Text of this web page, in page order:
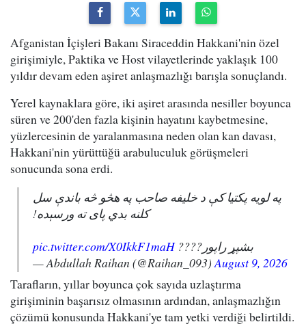
Afganistan İçişleri Bakanı Siraceddin Hakkani'nin özel
girişimiyle, Paktika ve Host vilayetlerinde yaklaşık 100
yıldır devam eden aşiret anlaşmazlığı barışla sonuçlandı.
Yerel kaynaklara göre, iki aşiret arasında nesiller boyunca
süren ve 200'den fazla kişinin hayatını kaybetmesine,
yüzlercesinin de yaralanmasına neden olan kan davası,
Hakkani'nin yürüttüğü arabuluculuk görüşmeleri
sonucunda sona erdi.
په لویه پکتیا کې د خلیفه صاحب په هڅو څه باندې سل
کلنه بدي پای ته ورسېده!
بشپړ راپور????pic.twitter.com/X0IkkF1maH
— Abdullah Raihan (@Raihan_093)August 9, 2026
Tarafların, yıllar boyunca çok sayıda uzlaştırma
girişiminin başarısız olmasının ardından, anlaşmazlığın
çözümü konusunda Hakkani'ye tam yetki verdiği belirtildi.